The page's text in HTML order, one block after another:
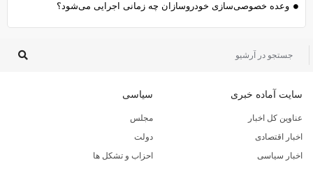
وعده خصوصی‌سازی خودروسازان چه زمانی اجرایی می‌شود؟
سایت آماده خبری
عناوین کل اخبار
اخبار اقتصادی
اخبار سیاسی
سیاسی
مجلس
دولت
احزاب و تشکل ها